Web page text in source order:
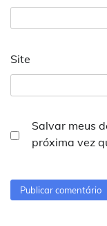
Site
Salvar meus
próxima vez